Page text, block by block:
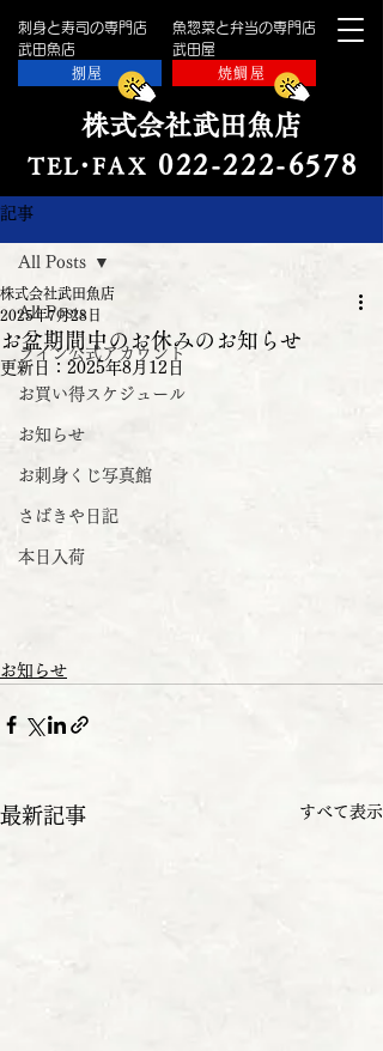
刺身と寿司の専門店
​武田魚店
魚惣菜と弁当の専門店
​武田屋
捌屋
焼鯛屋
株式会社武田魚店
TEL・ FAX 022-222-6578
記事
All Posts
ライン公式アカウント
お買い得スケジュール
お知らせ
お刺身くじ写真館
さばきや日記
本日入荷
All Posts
お盆期間中のお休みのお知らせ
株式会社武田魚店
2025年7月28日
更新日： 2025年8月12日
お知らせ
最新記事 すべて表示